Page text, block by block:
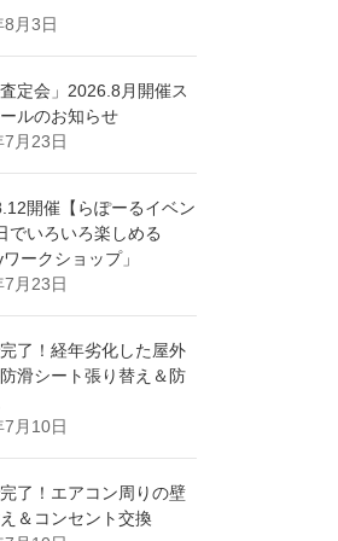
8月3日
査定会」2026.8月開催ス
ルのお知らせ
7月23日
開催【らぽーるイベン
でいろいろ楽しめる
ワークショップ」
7月23日
了！経年劣化した屋外
滑シート張り替え＆防
7月10日
了！エアコン周りの壁
＆コンセント交換